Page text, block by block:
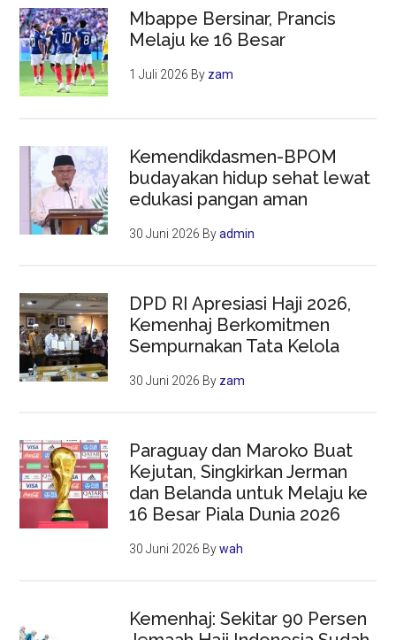
Mbappe Bersinar, Prancis
Melaju ke 16 Besar
1 Juli 2026 By zam
Kemendikdasmen-BPOM
budayakan hidup sehat lewat
edukasi pangan aman
30 Juni 2026 Byadmin
DPD RI Apresiasi Haji 2026,
Kemenhaj Berkomitmen
Sempurnakan Tata Kelola
30 Juni 2026 By zam
Paraguay dan Maroko Buat
Kejutan, Singkirkan Jerman
dan Belanda untuk Melaju ke
16 Besar Piala Dunia 2026
30 Juni 2026 Bywah
Kemenhaj: Sekitar 90 Persen